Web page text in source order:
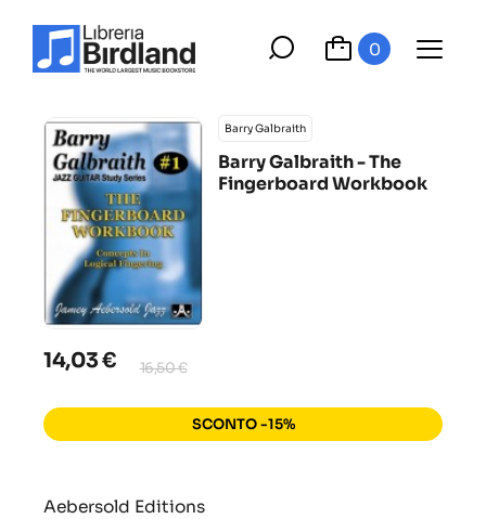
0
Barry Galbraith
Barry Galbraith - The
Fingerboard Workbook
14,03 € 16,50 €
SCONTO -15%
Aebersold Editions